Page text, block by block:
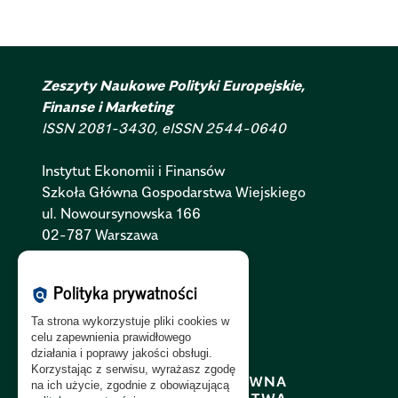
Zeszyty Naukowe Polityki Europejskie,
Finanse i Marketing
ISSN 2081-3430, eISSN 2544-0640
Instytut Ekonomii i Finansów
Szkoła Główna Gospodarstwa Wiejskiego
ul. Nowoursynowska 166
02-787 Warszawa
Polityka Prywatności:PL
Polityka RODO:PL|EN
policy Polityka prywatności
Ta strona wykorzystuje pliki cookies w
celu zapewnienia prawidłowego
działania i poprawy jakości obsługi.
Korzystając z serwisu, wyrażasz zgodę
na ich użycie, zgodnie z obowiązującą